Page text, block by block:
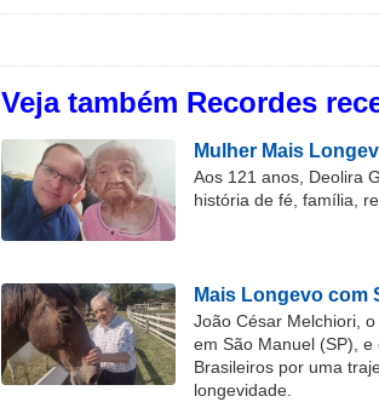
Veja também Recordes
Mulher Mais
Aos 121 anos, Deolira
história de fé, família,
Mais Longevo com
João César Melchiori,
em São Manuel (SP),
Brasileiros por uma
longevidade.